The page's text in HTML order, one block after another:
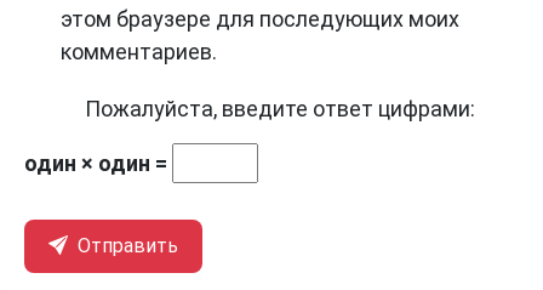
этом браузере для последующих моих
комментариев.
Пожалуйста, введите ответ цифрами:
один × один =
Отправить